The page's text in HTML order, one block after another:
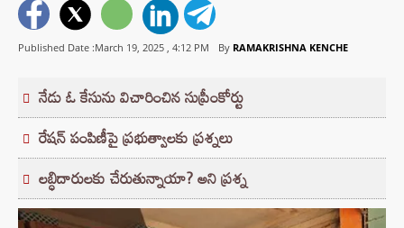
Published Date :March 19, 2025 , 4:12 PM By RAMAKRISHNA KENCHE
నేడు ఓ కేసును విచారించిన సుప్రీంకోర్టు
రేషన్ పంపిణీపై ప్రభుత్వాలకు ప్రశ్నలు
లబ్ధిదారులకు చేరుతున్నాయా? అని ప్రశ్న